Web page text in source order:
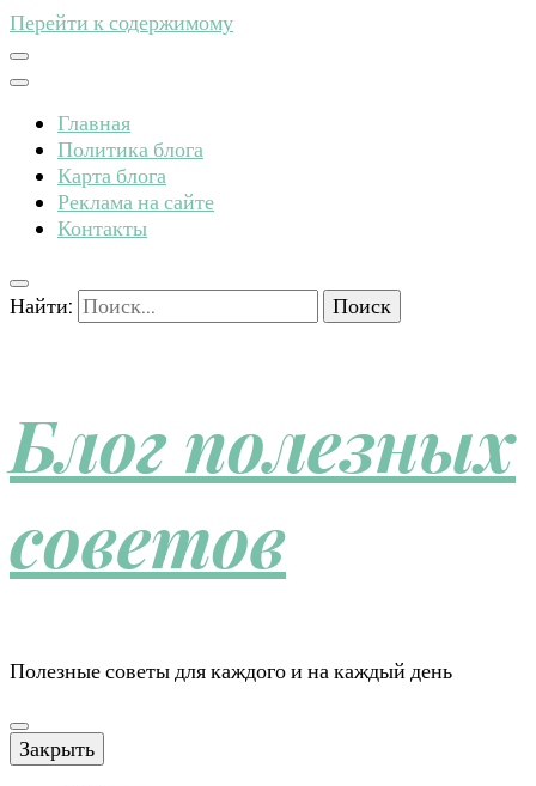
Перейти к содержимому
Главная
Политика блога
Карта блога
Реклама на сайте
Контакты
Найти:
Блог полезных
советов
Полезные советы для каждого и на каждый день
Закрыть